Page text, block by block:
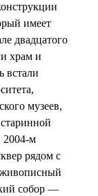
имеет
двадцатого
храм и
встали
музеев,
2004-м
рядом с
живописный
собор —